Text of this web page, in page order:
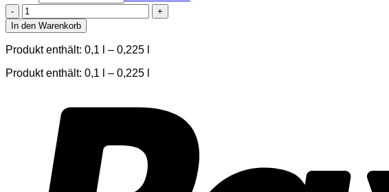
Styling
Gel
care
&
Menge
In den Warenkorb
Produkt enthält: 0,1 – 0,225
Produkt enthält: 0,1
– 0,225